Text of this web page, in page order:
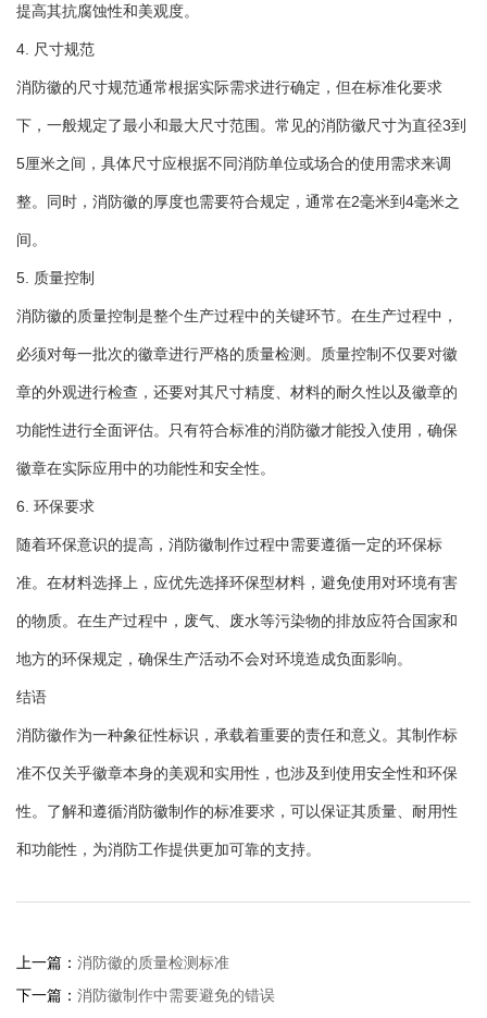
提高其抗腐蚀性和美观度。
4. 尺寸规范
消防徽的尺寸规范通常根据实际需求进行确定，但在标准化要求
下，一般规定了最小和最大尺寸范围。常见的消防徽尺寸为直径3到
5厘米之间，具体尺寸应根据不同消防单位或场合的使用需求来调
整。同时，消防徽的厚度也需要符合规定，通常在2毫米到4毫米之
间。
5. 质量控制
消防徽的质量控制是整个生产过程中的关键环节。在生产过程中，
必须对每一批次的徽章进行严格的质量检测。质量控制不仅要对徽
章的外观进行检查，还要对其尺寸精度、材料的耐久性以及徽章的
功能性进行全面评估。只有符合标准的消防徽才能投入使用，确保
徽章在实际应用中的功能性和安全性。
6. 环保要求
随着环保意识的提高，消防徽制作过程中需要遵循一定的环保标
准。在材料选择上，应优先选择环保型材料，避免使用对环境有害
的物质。在生产过程中，废气、废水等污染物的排放应符合国家和
地方的环保规定，确保生产活动不会对环境造成负面影响。
结语
消防徽作为一种象征性标识，承载着重要的责任和意义。其制作标
准不仅关乎徽章本身的美观和实用性，也涉及到使用安全性和环保
性。了解和遵循消防徽制作的标准要求，可以保证其质量、耐用性
和功能性，为消防工作提供更加可靠的支持。
上一篇： 消防徽的质量检测标准
下一篇： 消防徽制作中需要避免的错误